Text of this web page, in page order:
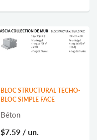
BLOC STRUCTURAL TECHO-
BLOC SIMPLE FACE
Béton
$7.59 / un.